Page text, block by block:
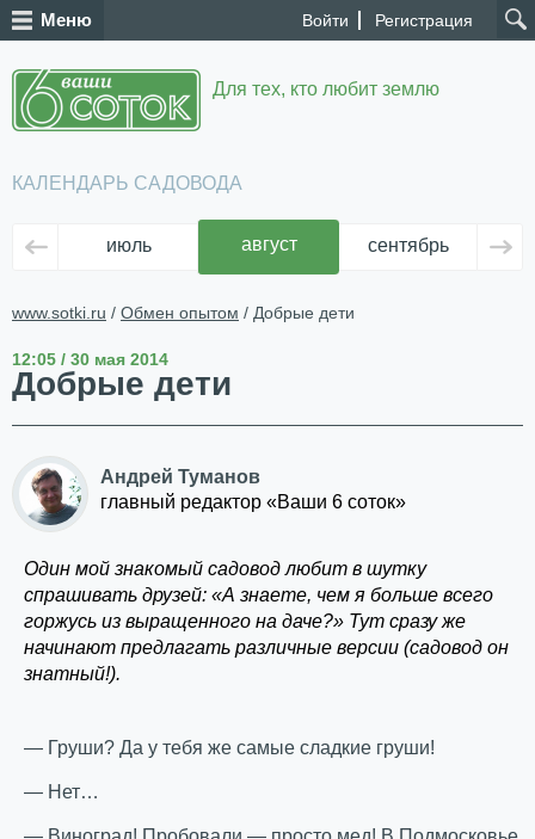
Войти Регистрация
Меню
Для тех, кто любит землю
КАЛЕНДАРЬ САДОВОДА
июль август сентябрь
www.sotki.ru / Обмен опытом / Добрые дети
12:05 / 30 мая 2014
Добрые дети
Андрей Туманов
главный редактор «Ваши 6 соток»
Один мой знакомый садовод любит в шутку
спрашивать друзей: «А знаете, чем я больше всего
горжусь из выращенного на даче?» Тут сразу же
начинают предлагать различные версии (садовод он
знатный!).
— Груши? Да у тебя же самые сладкие груши!
— Нет…